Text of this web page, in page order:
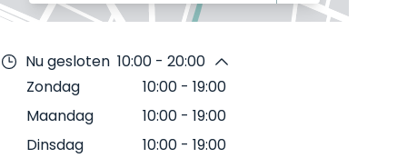
Nu gesloten 10:00 - 20:00
Zondag
10:00 - 19:00
Maandag
10:00 - 19:00
Dinsdag
10:00 - 19:00